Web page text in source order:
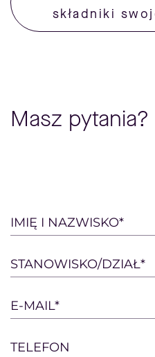
składniki
Masz
Please
this
field
empty.
IMIĘ I NAZWISKO*
STANOWISKO/DZIAŁ*
E-MAIL*
TELEFON